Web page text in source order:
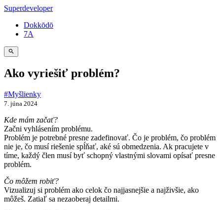
Superdeveloper
Dokkōdō
7A
Ako vyriešiť problém?
#Myšlienky
7. júna 2024
Kde mám začať?
Začni vyhlásením problému.
Problém je potrebné presne zadefinovať. Čo je problém, čo problém
nie je, čo musí riešenie spĺňať, aké sú obmedzenia. Ak pracujete v
tíme, každý člen musí byť schopný vlastnými slovami opísať presne
problém.
Čo môžem robiť?
Vizualizuj si problém ako celok čo najjasnejšie a najživšie, ako
môžeš. Zatiaľ sa nezaoberaj detailmi.